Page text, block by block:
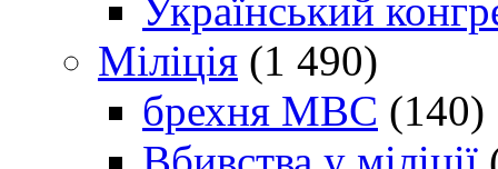
Український
Міліція (1 490)
брехня МВС (140)